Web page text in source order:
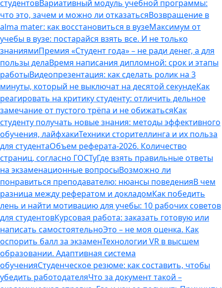
студентовВариативный модуль учебной программы:
что это, зачем и можно ли отказатьсяВозвращение в
alma mater: как восстановиться в вузеМаксимум от
учебы в вузе: постарайся взять все. И не только
знаниямиПремия «Студент года» – не ради денег, а для
пользы делаВремя написания дипломной: срок и этапы
работыВидеопрезентация: как сделать ролик на 3
минуты, который не выключат на десятой секундеКак
реагировать на критику студенту: отличить дельное
замечание от пустого трёпа и не обижатьсяКак
студенту получать новые знания: методы эффективного
обучения, лайфхакиТехники сторителлинга и их польза
для студентаОбъем реферата-2026. Количество
страниц, согласно ГОСТуГде взять правильные ответы
на экзаменационные вопросыВозможно ли
понравиться преподавателю: нюансы поведенияВ чем
разница между рефератом и докладомКак победить
лень и найти мотивацию для учебы: 10 рабочих советов
для студентовКурсовая работа: заказать готовую или
написать самостоятельноЭто – не моя оценка. Как
оспорить балл за экзаменТехнологии VR в высшем
образовании. Адаптивная система
обученияСтуденческое резюме: как составить, чтобы
убедить работодателяЧто за документ такой –